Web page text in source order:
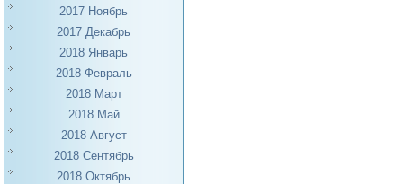
2017 Ноябрь
2017 Декабрь
2018 Январь
2018 Февраль
2018 Март
2018 Май
2018 Август
2018 Сентябрь
2018 Октябрь